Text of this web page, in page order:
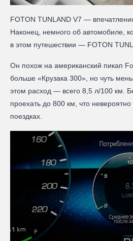
FOTON TUNLAND V7 —
Наконец, немного об автомобиле,
в этом путешествии — FOTON
Он похож на американский пикап
больше «Крузака 300», но чуть
этом расход — всего 8,5 л/100 км.
проехать до 800 км, что
поездках.